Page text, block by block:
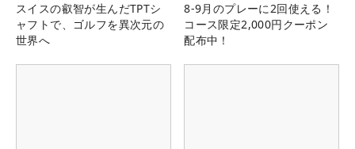
スイスの叡智が生んだTPTシ
ャフトで、ゴルフを異次元の
世界へ
8-9月のプレーに2回使える！
コース限定2,000円クーポン
配布中！